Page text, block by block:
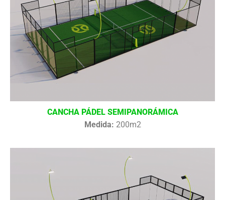
CANCHA PÁDEL SEMIPANORÁMICA
Medida: 200m2